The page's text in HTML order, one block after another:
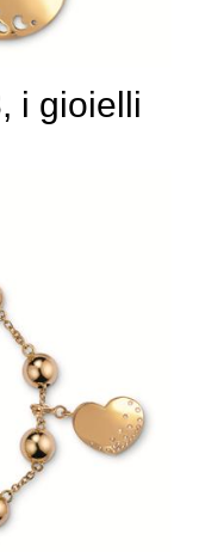
i gioielli